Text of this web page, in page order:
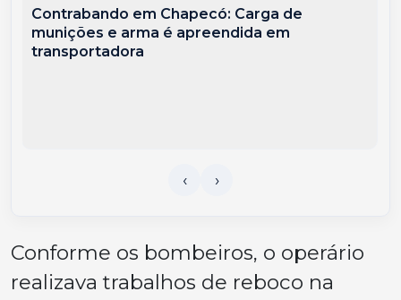
Contrabando em Chapecó: Carga de
munições e arma é apreendida em
transportadora
Conforme os bombeiros, o operário
realizava trabalhos de reboco na